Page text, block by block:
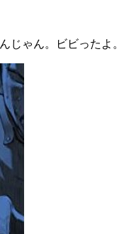
じゃん。ビビったよ。